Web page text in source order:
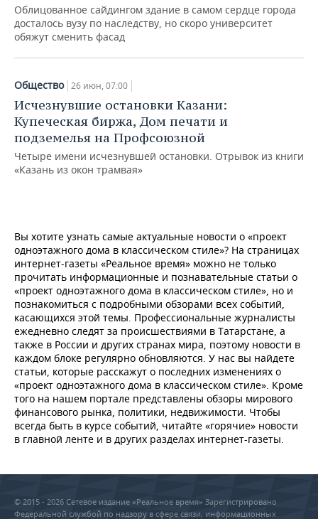
Облицованное сайдингом здание в самом сердце города
досталось вузу по наследству, но скоро университет
обяжут сменить фасад
Общество 26 июн, 07:00
Исчезнувшие остановки Казани:
Купеческая биржа, Дом печати и
подземелья на Профсоюзной
Четыре имени исчезнувшей остановки. Отрывок из книги
«Казань из окон трамвая»
Вы хотите узнать самые актуальные новости о «проект
одноэтажного дома в классическом стиле»? На страницах
интернет-газеты «Реальное время» можно не только
прочитать информационные и познавательные статьи о
«проект одноэтажного дома в классическом стиле», но и
познакомиться с подробными обзорами всех событий,
касающихся этой темы. Профессиональные журналисты
ежедневно следят за происшествиями в Татарстане, а
также в России и других странах мира, поэтому новости в
каждом блоке регулярно обновляются. У нас вы найдете
статьи, которые расскажут о последних изменениях о
«проект одноэтажного дома в классическом стиле». Кроме
того на нашем портале представлены обзоры мирового
финансового рынка, политики, недвижимости. Чтобы
всегда быть в курсе событий, читайте «горячие» новости
в главной ленте и в других разделах интернет-газеты.
© 2015 - 2026 Сетевое издание «Реальное время» Зарегистрировано
Федеральной службой по надзору в сфере связи, информационных